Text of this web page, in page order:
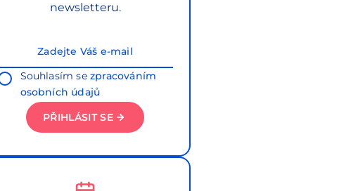
newsletteru.
Souhlasím sezpracováním
osobních údajů
PŘIHLÁSIT SE